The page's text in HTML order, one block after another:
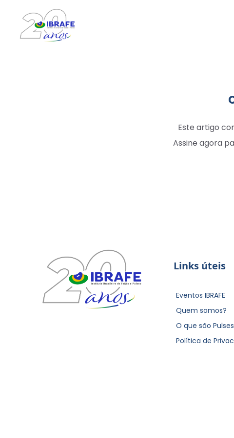
Este artigo
Assine agora
Links úteis
Eventos IBRAFE
Quem somos?
O que são
Política de